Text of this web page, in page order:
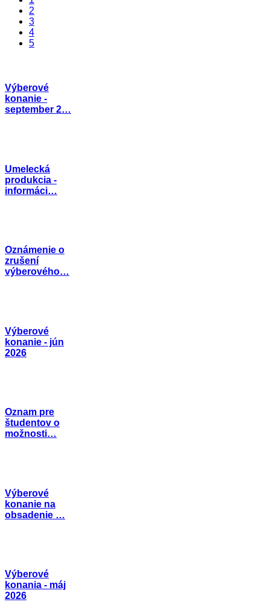
2
3
4
5
Výberové
konanie -
september 2…
Umelecká
produkcia -
informáci…
Oznámenie o
zrušení
výberového…
Výberové
konanie - jún
2026
Oznam pre
študentov o
možnosti…
Výberové
konanie na
obsadenie …
Výberové
konania - máj
2026